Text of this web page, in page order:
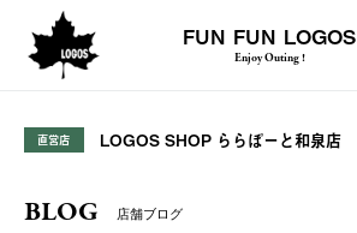
FUN FUN LOGOS
Enjoy Outing !
直営店 LOGOS SHOP ららぽーと和泉店
BLOG 店舗ブログ